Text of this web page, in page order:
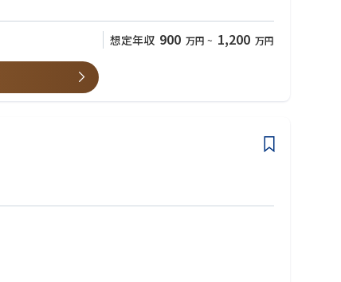
想定年収 900 万円 ~ 1,200 万円